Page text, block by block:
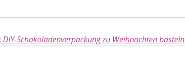
DIY-Schokoladenverpackung zu Weihnachten basteln